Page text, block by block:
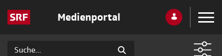
Medienportal